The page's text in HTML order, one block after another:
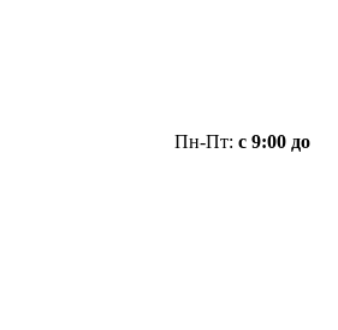
Пн-Пт: с 9:00 до